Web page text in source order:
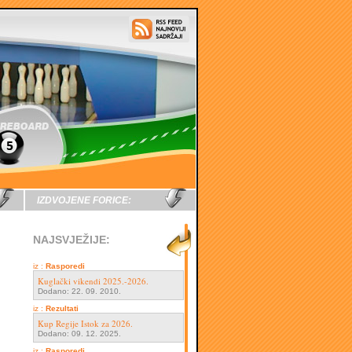
IZDVOJENE FORICE:
NAJSVJEŽIJE:
iz : Rasporedi
Kuglački vikendi 2025.-2026.
Dodano: 22. 09. 2010.
iz : Rezultati
Kup Regije Istok za 2026.
Dodano: 09. 12. 2025.